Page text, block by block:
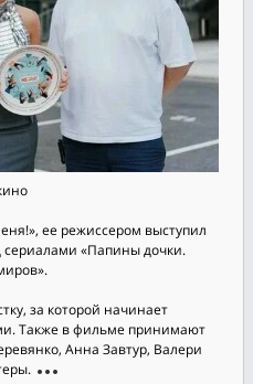
ее режиссером выступил
«Папины дочки.
за которой начинает
Также в фильме принимают
Анна Завтур, Валери